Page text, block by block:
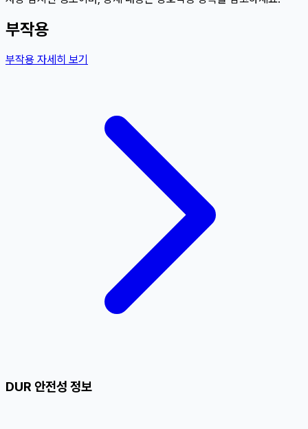
부작용
부작용 자세히 보기
DUR 안전성 정보